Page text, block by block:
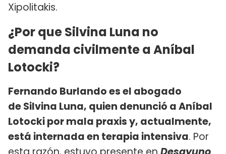
Xipolitakis.
¿Por que Silvina Luna no
demanda civilmente a Aníbal
Lotocki?
Fernando Burlando es el abogado
de Silvina Luna, quien denunció a Aníbal
Lotocki por mala praxis y, actualmente,
está internada en terapia intensiva. Por